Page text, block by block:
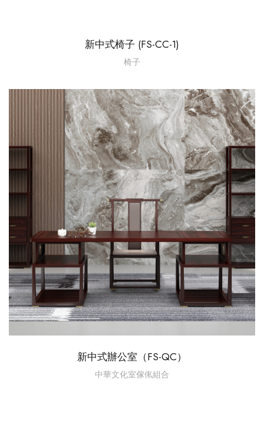
新中式椅子 (FS-CC-1)
椅子
新中式辦公室（FS-QC）
中華文化室傢俬組合